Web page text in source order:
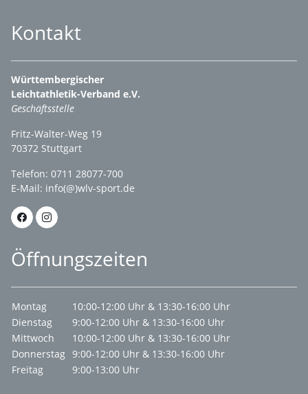
Kontakt
Württembergischer
Leichtathletik-Verband e.V.
Geschäftsstelle
Fritz-Walter-Weg 19
70372 Stuttgart
Telefon: 0711 28077-700
E-Mail: info(@)wlv-sport.de
Öffnungszeiten
Montag
10:00-12:00 Uhr & 13:30-16:00 Uhr
Dienstag
9:00-12:00 Uhr & 13:30-16:00 Uhr
Mittwoch
10:00-12:00 Uhr & 13:30-16:00 Uhr
Donnerstag 9:00-12:00 Uhr & 13:30-16:00 Uhr
Freitag
9:00-13:00 Uhr